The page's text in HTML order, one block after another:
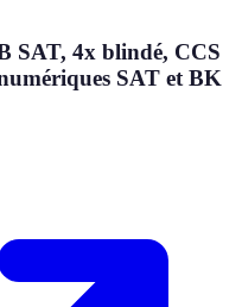
SAT, 4x blindé, CCS
SAT et BK